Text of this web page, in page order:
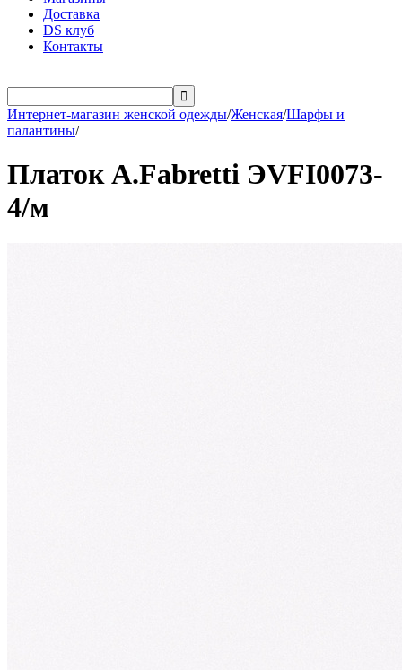
Доставка
DS клуб
Контакты

Интернет-магазин женской одежды/Женская/Шарфы и
палантины/
Платок A.Fabretti ЭVFI0073-
4/м